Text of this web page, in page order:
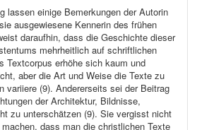
lassen einige Bemerkungen der Autorin
ausgewiesene Kennerin des frühen
daraufhin, dass die Geschichte dieser
mehrheitlich auf schriftlichen
Textcorpus erhöhe sich kaum und
aber die Art und Weise die Texte zu
variiere (9). Andererseits sei der Beitrag
der Architektur, Bildnisse,
zu unterschätzen (9). Sie vergisst nicht
dass man die christlichen Texte